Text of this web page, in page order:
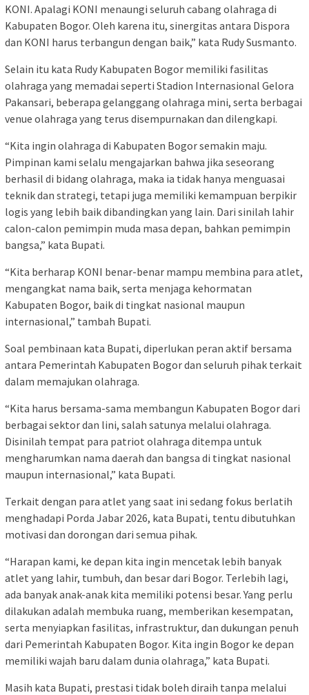
KONI. Apalagi KONI menaungi seluruh cabang olahraga di
Kabupaten Bogor. Oleh karena itu, sinergitas antara Dispora
dan KONI harus terbangun dengan baik,” kata Rudy Susmanto.
Selain itu kata Rudy Kabupaten Bogor memiliki fasilitas
olahraga yang memadai seperti Stadion Internasional Gelora
Pakansari, beberapa gelanggang olahraga mini, serta berbagai
venue olahraga yang terus disempurnakan dan dilengkapi.
“Kita ingin olahraga di Kabupaten Bogor semakin maju.
Pimpinan kami selalu mengajarkan bahwa jika seseorang
berhasil di bidang olahraga, maka ia tidak hanya menguasai
teknik dan strategi, tetapi juga memiliki kemampuan berpikir
logis yang lebih baik dibandingkan yang lain. Dari sinilah lahir
calon-calon pemimpin muda masa depan, bahkan pemimpin
bangsa,” kata Bupati.
“Kita berharap KONI benar-benar mampu membina para atlet,
mengangkat nama baik, serta menjaga kehormatan
Kabupaten Bogor, baik di tingkat nasional maupun
internasional,” tambah Bupati.
Soal pembinaan kata Bupati, diperlukan peran aktif bersama
antara Pemerintah Kabupaten Bogor dan seluruh pihak terkait
dalam memajukan olahraga.
“Kita harus bersama-sama membangun Kabupaten Bogor dari
berbagai sektor dan lini, salah satunya melalui olahraga.
Disinilah tempat para patriot olahraga ditempa untuk
mengharumkan nama daerah dan bangsa di tingkat nasional
maupun internasional,” kata Bupati.
Terkait dengan para atlet yang saat ini sedang fokus berlatih
menghadapi Porda Jabar 2026, kata Bupati, tentu dibutuhkan
motivasi dan dorongan dari semua pihak.
“Harapan kami, ke depan kita ingin mencetak lebih banyak
atlet yang lahir, tumbuh, dan besar dari Bogor. Terlebih lagi,
ada banyak anak-anak kita memiliki potensi besar. Yang perlu
dilakukan adalah membuka ruang, memberikan kesempatan,
serta menyiapkan fasilitas, infrastruktur, dan dukungan penuh
dari Pemerintah Kabupaten Bogor. Kita ingin Bogor ke depan
memiliki wajah baru dalam dunia olahraga,” kata Bupati.
Masih kata Bupati, prestasi tidak boleh diraih tanpa melalui